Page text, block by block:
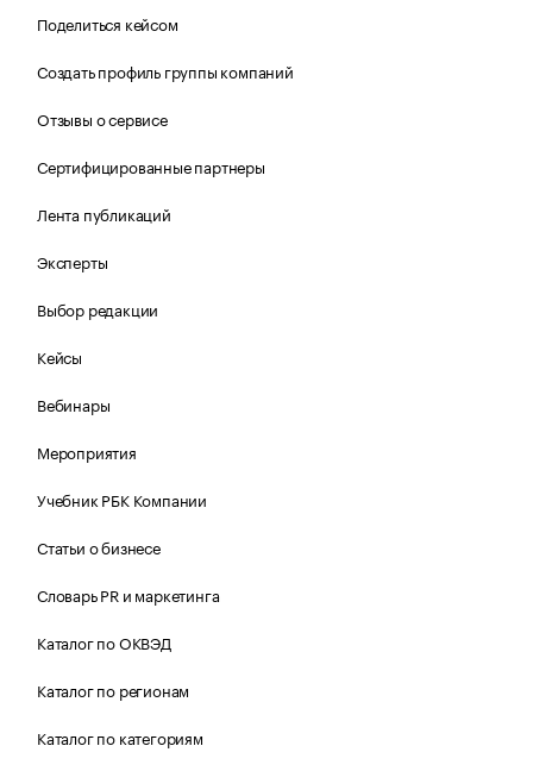
Поделиться кейсом
Создать профиль группы компаний
Отзывы о сервисе
Сертифицированные партнеры
Лента публикаций
Эксперты
Выбор редакции
Кейсы
Вебинары
Мероприятия
Учебник РБК Компании
Статьи о бизнесе
Словарь PR и маркетинга
Каталог по ОКВЭД
Каталог по регионам
Каталог по категориям